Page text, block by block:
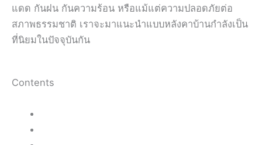
แดด กันฝน กันความร้อน หรือแม้แต่ความปลอดภัยต่อ
สภาพธรรมชาติ เราจะมาแนะนำแบบหลังคาบ้านกำลังเป็น
ที่นิยมในปัจจุบันกัน
Contents